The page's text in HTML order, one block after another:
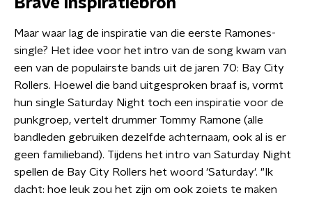
Brave inspiratiebron
Maar waar lag de inspiratie van die eerste Ramones-
single? Het idee voor het intro van de song kwam van
een van de populairste bands uit de jaren 70: Bay City
Rollers. Hoewel die band uitgesproken braaf is, vormt
hun single Saturday Night toch een inspiratie voor de
punkgroep, vertelt drummer Tommy Ramone (alle
bandleden gebruiken dezelfde achternaam, ook al is er
geen familieband). Tijdens het intro van Saturday Night
spellen de Bay City Rollers het woord 'Saturday'. "Ik
dacht: hoe leuk zou het zijn om ook zoiets te maken